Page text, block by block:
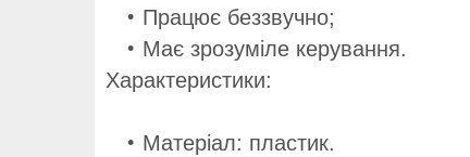
Працює беззвучно;
Має зрозуміле керування.
Характеристики:
Матеріал: пластик.